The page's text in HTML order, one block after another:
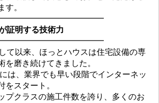
。
証明する技術力
て以来、ほっとハウスは住宅設備の専
を磨き続けてきました。
は、業界でも早い段階でインターネッ
をスタート。
プクラスの施工件数を誇り、多くのお